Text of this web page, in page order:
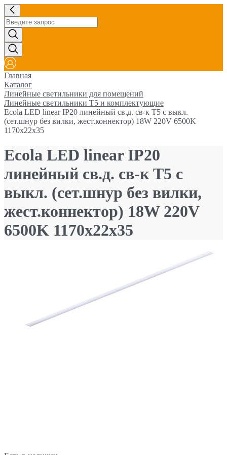
Главная
Каталог
Линейные светильники для помещений
Линейные светильники Т5 и комплектующие
Ecola LED linear IP20 линейный св.д. св-к T5 с выкл.
(сет.шнур без вилки, жест.коннектор) 18W 220V 6500K
1170x22x35
Ecola LED linear IP20
линейный св.д. св-к T5 с
выкл. (сет.шнур без вилки,
жест.коннектор) 18W 220V
6500K 1170x22x35